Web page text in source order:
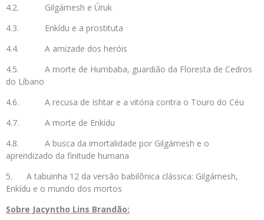
4.2. Gilgámesh e Úruk
4.3. Enkídu e a prostituta
4.4. A amizade dos heróis
4.5. A morte de Humbaba, guardião da Floresta de Cedros
do Líbano
4.6. A recusa de Ishtar e a vitória contra o Touro do Céu
4.7. A morte de Enkídu
4.8. A busca da imortalidade por Gilgámesh e o
aprendizado da finitude humana
5. A tabuinha 12 da versão babilônica clássica: Gilgámesh,
Enkídu e o mundo dos mortos
Sobre Jacyntho Lins Brandão: